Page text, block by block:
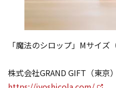
「魔法のシロップ」Mサイ
株式会社GRAND GIFT（東京）